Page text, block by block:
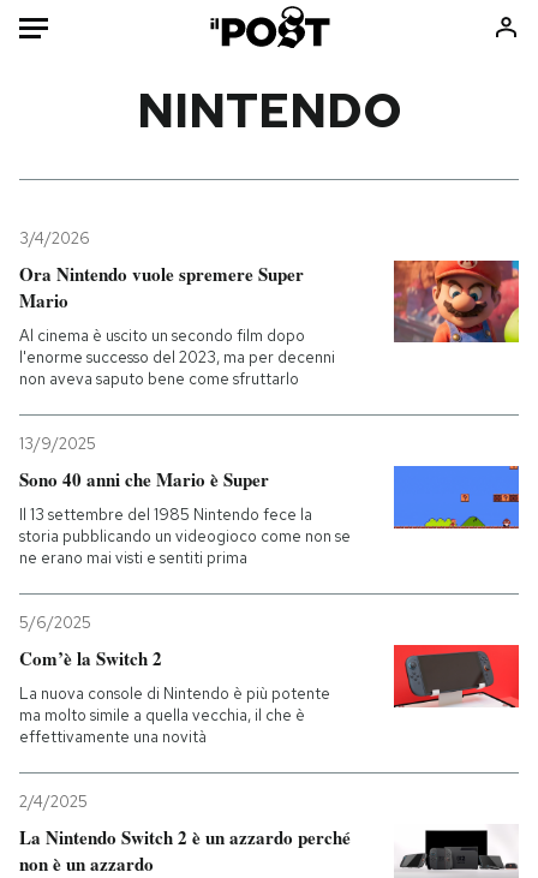
Mondo
Politica
Internet
Scienza
Economia
Sport
Consumismi
Ok Boomer!
NEWSLETTER
I MIEI PREFERITI
NINTENDO
3/4/2026
Ora Nintendo vuole spremere Super
Mario
Al cinema è uscito un secondo film dopo
l'enorme successo del 2023, ma per decenni
non aveva saputo bene come sfruttarlo
13/9/2025
Sono 40 anni che Mario è Super
Il 13 settembre del 1985 Nintendo fece la
storia pubblicando un videogioco come non se
ne erano mai visti e sentiti prima
5/6/2025
Com’è la Switch 2
La nuova console di Nintendo è più potente
ma molto simile a quella vecchia, il che è
effettivamente una novità
2/4/2025
La Nintendo Switch 2 è un azzardo perché
non è un azzardo